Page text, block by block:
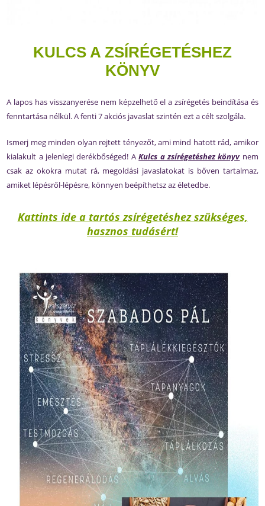
KULCS A ZSÍRÉGETÉSHEZ
KÖNYV
A lapos has visszanyerése nem képzelhető el a zsírégetés beindítása és
fenntartása nélkül. A fenti 7 akciós javaslat szintén ezt a célt szolgála.
Ismerj meg minden olyan rejtett tényezőt, ami mind hatott rád, amikor
kialakult a jelenlegi derékbőséged! AKulcs a zsírégetéshez könyvnem
csak az okokra mutat rá, megoldási javaslatokat is bőven tartalmaz,
amiket lépésről-lépésre, könnyen beépíthetsz az életedbe.
Kattints ide a tartós zsírégetéshez szükséges,
hasznos tudásért!